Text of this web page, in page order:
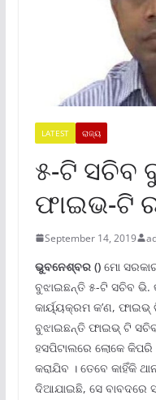
LATEST ରାଜ୍ୟ
୫-ଟି ସଚିବ
ଫାଇଭ-ଟି
September 14, 2019
ଭୁବନେଶ୍ବର ()ମୋ
ବୁଝାଇଛନ୍ତି ୫-ଟି ସଚିବ ଭି.
କାର୍ୟ୍ୟକ୍ରମ କ’ଣ, ଫାଇଭ୍
ବୁଝାଇଛନ୍ତି ଫାଇଭ୍ ଟି ସଚିବ
ହସପିଟାଲରେ ଲୋକେ କିପରି
କରାଯିବ । ତେବେ କାହିଁକି
ଦିଆଯାଇଛି, ସେ ବାବଦରେ